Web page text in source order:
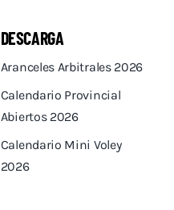
DESCARGA
Aranceles Arbitrales 2026
Calendario Provincial
Abiertos 2026
Calendario Mini Voley
2026